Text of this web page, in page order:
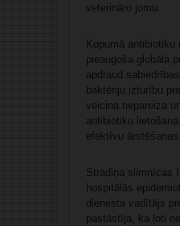
veterināro jomu.
Kopumā antibiotiku
pieaugoša globāla
apdraud
baktēriju izturību
veicina nepareiza
antibiotiku
efektīvu ārstēšanas
Stradiņa slimnīcas
hospitālās
dienesta vadītājs
pastāstīja, ka ļoti